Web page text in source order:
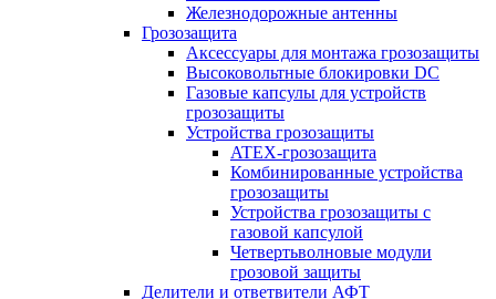
Железнодорожные антенны
Грозозащита
Аксессуары для монтажа грозозащиты
Высоковольтные блокировки DC
Газовые капсулы для устройств
грозозащиты
Устройства грозозащиты
ATEX-грозозащита
Комбинированные устройства
грозозащиты
Устройства грозозащиты с
газовой капсулой
Четвертьволновые модули
грозовой защиты
Делители и ответвители АФТ